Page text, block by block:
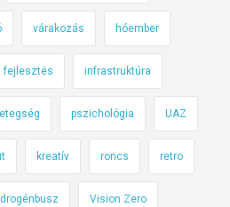
várakozás hóember
fejlesztés infrastruktúra
pszichológia UAZ
kreatív roncs retro
Vision Zero